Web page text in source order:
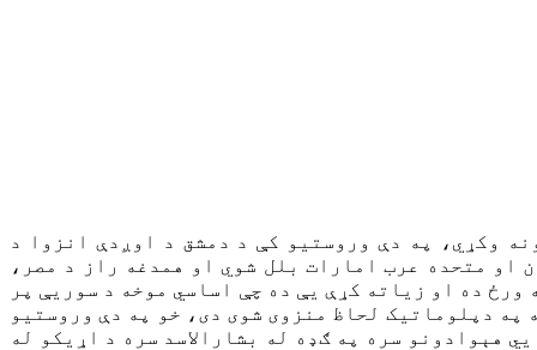
وکړي، په دې وروستیو کې د دمشق د اوږدې انزوا د
او متحده عرب امارات بلل شوي او همدغه راز د مصر،
ده او زیاته کړې یې ده چې اساسي موخه د سوریې پر
کې د جګړې له پیل را وروسته په دپلوماتیک لحاظ منزوی شوی دی، خو په دې وروستیو
هېوادونو سره په ګډه له بشارالاسد سره د اړیکو له